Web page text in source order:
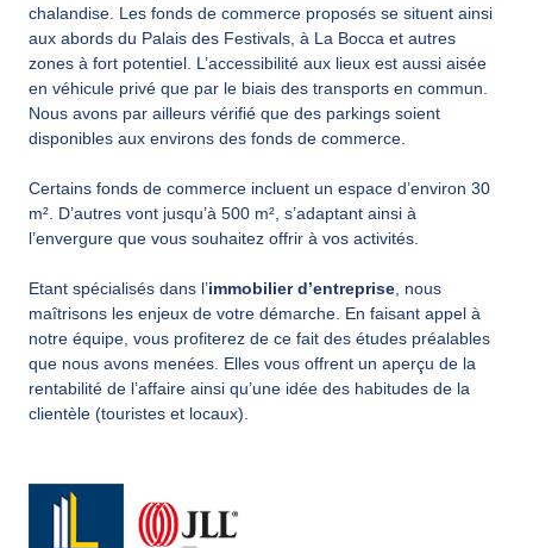
chalandise. Les fonds de commerce proposés se situent ainsi
aux abords du Palais des Festivals, à La Bocca et autres
zones à fort potentiel. L’accessibilité aux lieux est aussi aisée
en véhicule privé que par le biais des transports en commun.
Nous avons par ailleurs vérifié que des parkings soient
disponibles aux environs des fonds de commerce.
Certains fonds de commerce incluent un espace d’environ 30
m². D’autres vont jusqu’à 500 m², s’adaptant ainsi à
l’envergure que vous souhaitez offrir à vos activités.
Etant spécialisés dans l’immobilier d’entreprise , nous
maîtrisons les enjeux de votre démarche. En faisant appel à
notre équipe, vous profiterez de ce fait des études préalables
que nous avons menées. Elles vous offrent un aperçu de la
rentabilité de l’affaire ainsi qu’une idée des habitudes de la
clientèle (touristes et locaux).